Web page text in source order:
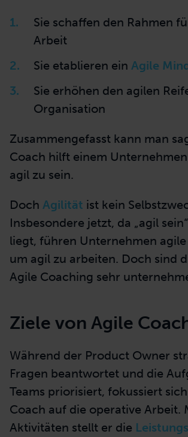
Sie schaffen den Rahmen
Arbeit
Sie etablieren ein Agile
Sie erhöhen den agilen
Organisation
Zusammengefasst kann man
Coach hilft einem
agil zu sein.
Doch Agilität ist kein
Insbesondere jetzt, da „agil
liegt, führen Unternehmen
um agil zu arbeiten. Doch sind
Agile Coaching sehr
Ziele von Agile
Während der Product Owner
Fragen beantwortet und die
Teams priorisiert, fokussiert
Coach auf die operative Arbeit.
Aktivitäten stellt er die